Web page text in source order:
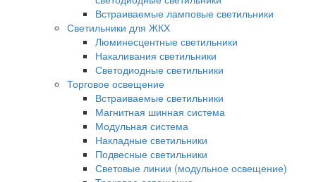
Встраиваемые ламповые светильники
Светильники для ЖКХ
Люминесцентные светильники
Накаливания светильники
Светодиодные светильники
Торговое освещение
Встраиваемые светильники
Магнитная шинная система
Модульная система
Накладные светильники
Подвесные светильники
Световые линии (модульное освещение)